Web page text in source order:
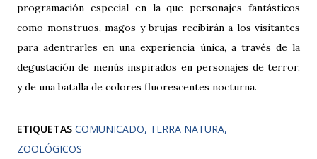
programación especial en la que personajes fantásticos
como monstruos, magos y brujas recibirán a los visitantes
para adentrarles en una experiencia única, a través de la
degustación de menús inspirados en personajes de terror,
y de una batalla de colores fluorescentes nocturna.
ETIQUETAS COMUNICADO TERRA NATURA
ZOOLÓGICOS